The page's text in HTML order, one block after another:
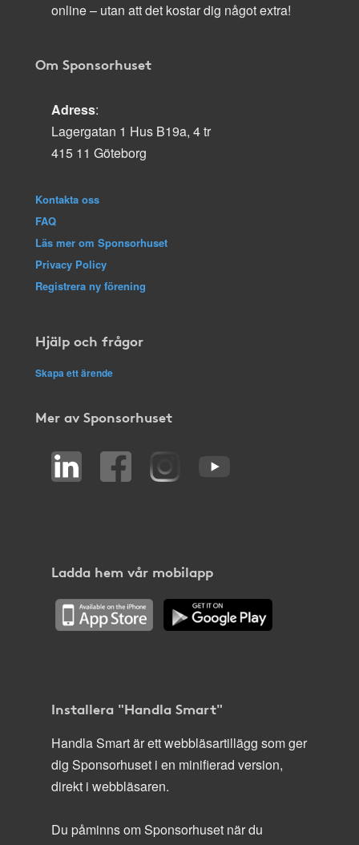
online – utan att det kostar dig något extra!
Om Sponsorhuset
Adress:
Lagergatan 1 Hus B19a, 4 tr
415 11 Göteborg
Kontakta oss
FAQ
Läs mer om Sponsorhuset
Privacy Policy
Registrera ny förening
Hjälp och frågor
Skapa ett ärende
Mer av Sponsorhuset
Ladda hem vår mobilapp
Installera "Handla Smart"
Handla Smart är ett webbläsartillägg som ger
dig Sponsorhuset i en minifierad version,
direkt i webbläsaren.
Du påminns om Sponsorhuset när du